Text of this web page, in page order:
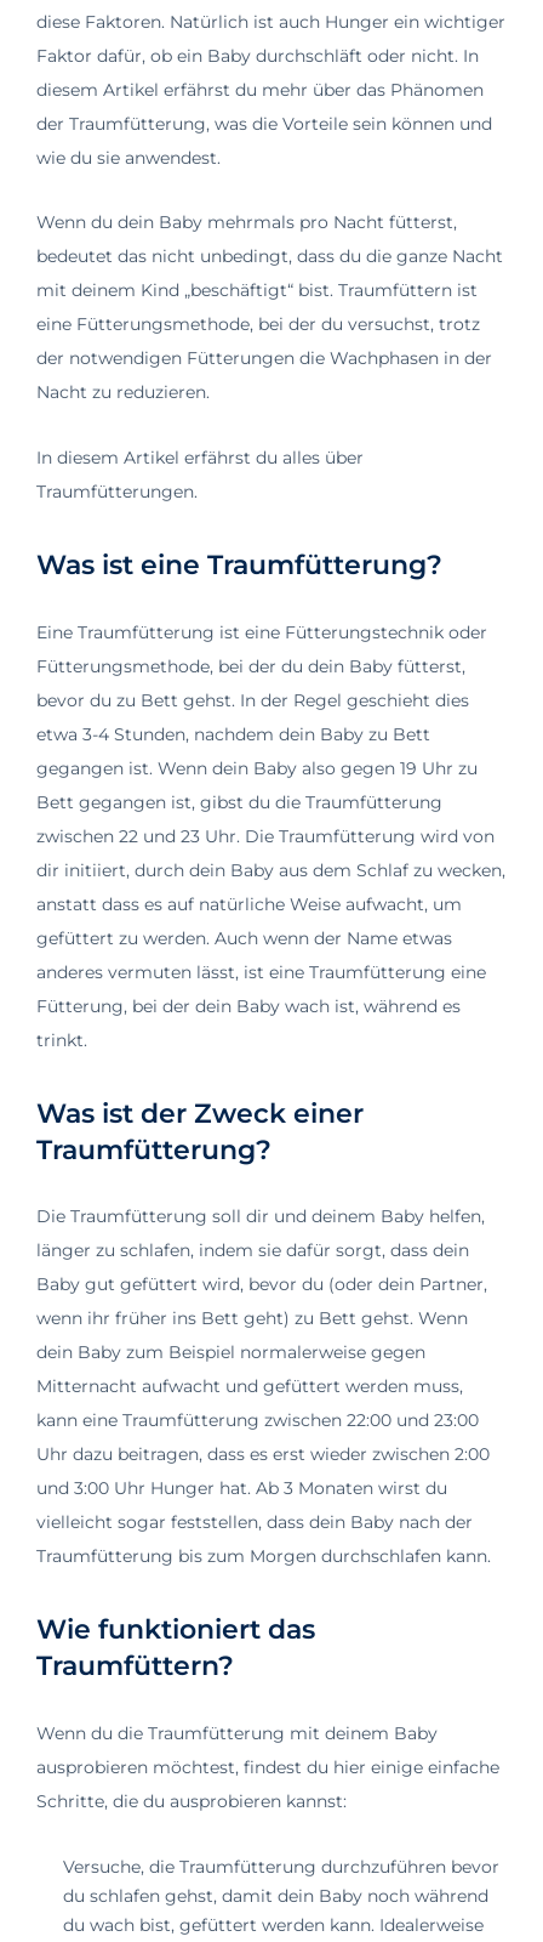
diese Faktoren. Natürlich ist auch Hunger ein wichtiger
Faktor dafür, ob ein Baby durchschläft oder nicht. In
diesem Artikel erfährst du mehr über das Phänomen
der Traumfütterung, was die Vorteile sein können und
wie du sie anwendest.
Wenn du dein Baby mehrmals pro Nacht fütterst,
bedeutet das nicht unbedingt, dass du die ganze Nacht
mit deinem Kind „beschäftigt“ bist. Traumfüttern ist
eine Fütterungsmethode, bei der du versuchst, trotz
der notwendigen Fütterungen die Wachphasen in der
Nacht zu reduzieren.
In diesem Artikel erfährst du alles über
Traumfütterungen.
Was ist eine Traumfütterung?
Eine Traumfütterung ist eine Fütterungstechnik oder
Fütterungsmethode, bei der du dein Baby fütterst,
bevor du zu Bett gehst. In der Regel geschieht dies
etwa 3-4 Stunden, nachdem dein Baby zu Bett
gegangen ist. Wenn dein Baby also gegen 19 Uhr zu
Bett gegangen ist, gibst du die Traumfütterung
zwischen 22 und 23 Uhr. Die Traumfütterung wird von
dir initiiert, durch dein Baby aus dem Schlaf zu wecken,
anstatt dass es auf natürliche Weise aufwacht, um
gefüttert zu werden. Auch wenn der Name etwas
anderes vermuten lässt, ist eine Traumfütterung eine
Fütterung, bei der dein Baby wach ist, während es
trinkt.
Was ist der Zweck einer
Traumfütterung?
Die Traumfütterung soll dir und deinem Baby helfen,
länger zu schlafen, indem sie dafür sorgt, dass dein
Baby gut gefüttert wird, bevor du (oder dein Partner,
wenn ihr früher ins Bett geht) zu Bett gehst. Wenn
dein Baby zum Beispiel normalerweise gegen
Mitternacht aufwacht und gefüttert werden muss,
kann eine Traumfütterung zwischen 22:00 und 23:00
Uhr dazu beitragen, dass es erst wieder zwischen 2:00
und 3:00 Uhr Hunger hat. Ab 3 Monaten wirst du
vielleicht sogar feststellen, dass dein Baby nach der
Traumfütterung bis zum Morgen durchschlafen kann.
Wie funktioniert das
Traumfüttern?
Wenn du die Traumfütterung mit deinem Baby
ausprobieren möchtest, findest du hier einige einfache
Schritte, die du ausprobieren kannst:
Versuche, die Traumfütterung durchzuführen bevor
du schlafen gehst, damit dein Baby noch während
du wach bist, gefüttert werden kann. Idealerweise